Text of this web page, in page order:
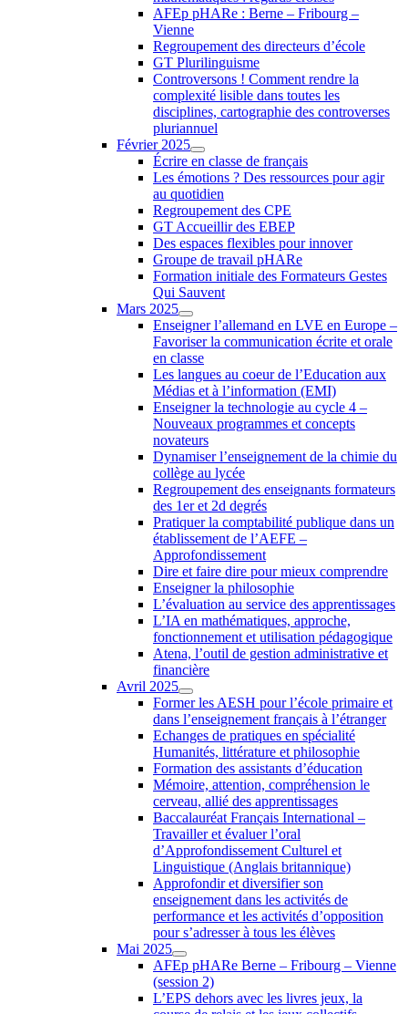
AFEp pHARe : Berne – Fribourg –
Vienne
Regroupement des directeurs d’école
GT Plurilinguisme
Controversons ! Comment rendre la
complexité lisible dans toutes les
disciplines, cartographie des controverses
pluriannuel
Février 2025
Écrire en classe de français
Les émotions ? Des ressources pour agir
au quotidien
Regroupement des CPE
GT Accueillir des EBEP
Des espaces flexibles pour innover
Groupe de travail pHARe
Formation initiale des Formateurs Gestes
Qui Sauvent
Mars 2025
Enseigner l’allemand en LVE en Europe –
Favoriser la communication écrite et orale
en classe
Les langues au coeur de l’Education aux
Médias et à l’information (EMI)
Enseigner la technologie au cycle 4 –
Nouveaux programmes et concepts
novateurs
Dynamiser l’enseignement de la chimie du
collège au lycée
Regroupement des enseignants formateurs
des 1er et 2d degrés
Pratiquer la comptabilité publique dans un
établissement de l’AEFE –
Approfondissement
Dire et faire dire pour mieux comprendre
Enseigner la philosophie
L’évaluation au service des apprentissages
L’IA en mathématiques, approche,
fonctionnement et utilisation pédagogique
Atena, l’outil de gestion administrative et
financière
Avril 2025
Former les AESH pour l’école primaire et
dans l’enseignement français à l’étranger
Echanges de pratiques en spécialité
Humanités, littérature et philosophie
Formation des assistants d’éducation
Mémoire, attention, compréhension le
cerveau, allié des apprentissages
Baccalauréat Français International –
Travailler et évaluer l’oral
d’Approfondissement Culturel et
Linguistique (Anglais britannique)
Approfondir et diversifier son
enseignement dans les activités de
performance et les activités d’opposition
pour s’adresser à tous les élèves
Mai 2025
AFEp pHARe Berne – Fribourg – Vienne
(session 2)
L’EPS dehors avec les livres jeux, la